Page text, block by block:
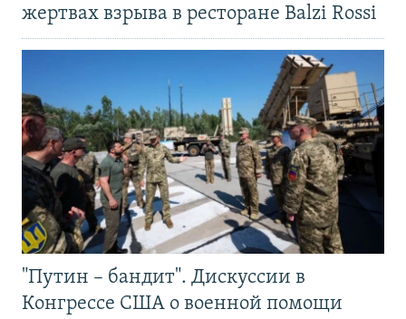
жертвах взрыва в ресторане Balzi Rossi
"Путин – бандит". Дискуссии в
Конгрессе США о военной помощи